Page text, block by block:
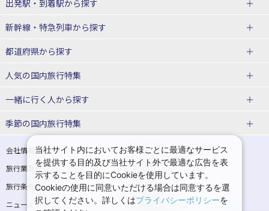
JR・新幹線＋ホテルパック
出張パック
出発駅・到着駅から探す
秋田⇔東京 新幹線パック
仙台→東京 新幹線パック
富山⇔東京 新幹線パック
東京→仙台 新幹線パック
東京→金沢 新幹線パック
東京⇔軽井沢 新幹線パック 東京→長野 新幹線パック
東京→名古屋 新幹線パック 東京→京都 新幹線パック
東京→大阪（新大阪） 新幹線パッ
ク
東京→神戸（新神戸） 新幹線パッ
ク
新幹線・特急列車から探す
北海道新幹線 旅行
山形新幹線 旅行
東海道新幹線 旅行
上越新幹線 旅行
九州新幹線 旅行 西九州新幹線 旅行
特急サンダーバード 旅行
都道府県から探す
北海道旅行・ツアー
東北
青森旅行・ツアー 岩手旅行・ツアー
宮城旅行・ツアー 秋田旅行・ツアー
山形旅行・ツアー 福島旅行・ツアー
人気の国内旅行特集
東京ディズニーリゾート®への旅
ユニバーサル・スタジオ・ジャパ
温泉旅行 日帰り旅行
一緒に行く人から探す
一人旅 国内版
カップル・夫婦旅行 国内版 女子旅 国内版
卒業旅行・学生旅行 国内版
季節の国内旅行特集
桜・お花見特集
ゴールデンウィーク（GW）の国内
旅行
夏休み・お盆の国内旅行 7月の国内旅行
8月の国内旅行 9月の国内旅行
会社情報
プライバシーポリシー
旅行業登録票・約款
規約集
旅行条件書
商標について
ニュースリリース
採用情報
当社サイト内においてお客様ごとに最適なサービス
を提供する目的及び当社サイト外で最適な広告を表
示することを目的にCookieを使用しています。
Cookieの使用に同意いただける場合は同意するを選
択してください。詳しくはプライバシーポリシーを